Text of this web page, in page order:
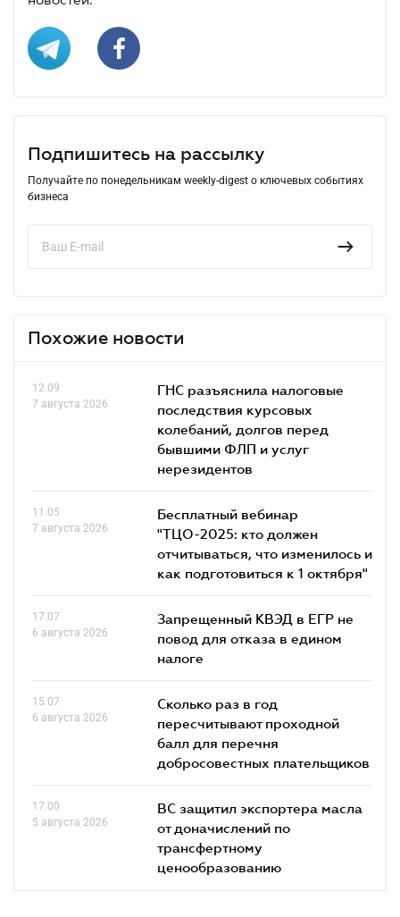
Подпишитесь на рассылку
Получайте по понедельникам weekly-digest о ключевых событиях
бизнеса
Похожие новости
12.09
7 августа 2026
ГНС разъяснила налоговые
последствия курсовых
колебаний, долгов перед
бывшими ФЛП и услуг
нерезидентов
11.05
7 августа 2026
Бесплатный вебинар
"ТЦО-2025: кто должен
отчитываться, что изменилось и
как подготовиться к 1 октября"
17.07
6 августа 2026
Запрещенный КВЭД в ЕГР не
повод для отказа в едином
налоге
15.07
6 августа 2026
Сколько раз в год
пересчитывают проходной
балл для перечня
добросовестных плательщиков
17.00
5 августа 2026
ВС защитил экспортера масла
от доначислений по
трансфертному
ценообразованию